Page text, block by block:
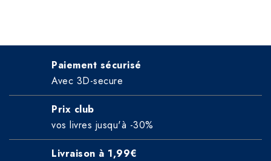
Paiement sécurisé
Avec 3D-secure
Prix club
vos livres jusqu'à -30%
Livraison à 1,99€